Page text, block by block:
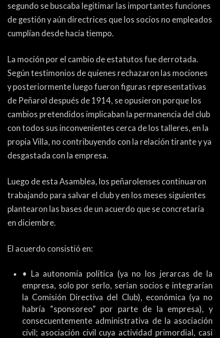
segundo se buscaba legitimar las importantes funciones
de gestión y aún directrices que los socios no empleados
cumplían desde hacía tiempo.
La moción por el cambio de estatutos fue derrotada.
Según testimonios de quienes rechazaron las mociones
y posteriormente luego fueron figuras representativas
de Peñarol después de 1914, se opusieron porque los
cambios pretendidos implicaban la permanencia del club
con todos sus inconvenientes cerca de los talleres, en la
propia Villa, no contribuyendo con la relación tirante y ya
desgastada con la empresa.
Luego de esta Asamblea, los peñarolenses continuaron
trabajando para salvar el club y en los meses siguientes
plantearon las bases de un acuerdo que se concretaría
en diciembre.
El acuerdo consistió en:
• La autonomía política (ya no los jerarcas de la
empresa, solo por serlo, serían socios e integrarían
la Comisión Directiva del Club), económica (ya no
habría “sponsoreo” por parte de la empresa), y
consecuentemente administrativa de la asociación
civil; asociación civil cuya actividad primordial, casi